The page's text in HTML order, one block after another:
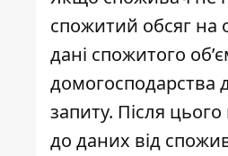
спожитий обсяг на
дані спожитого
домогосподарства
запиту. Після
до даних від